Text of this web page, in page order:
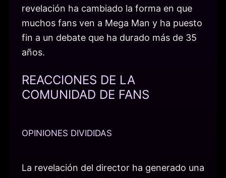
revelación ha cambiado la forma en que
muchos fans ven a Mega Man y ha puesto
fin a un debate que ha durado más de 35
años.
REACCIONES DE LA
COMUNIDAD DE FANS
OPINIONES DIVIDIDAS
La revelación del director ha generado una